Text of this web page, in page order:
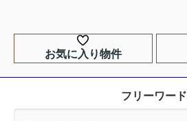
お気に入り物件
フリーワード